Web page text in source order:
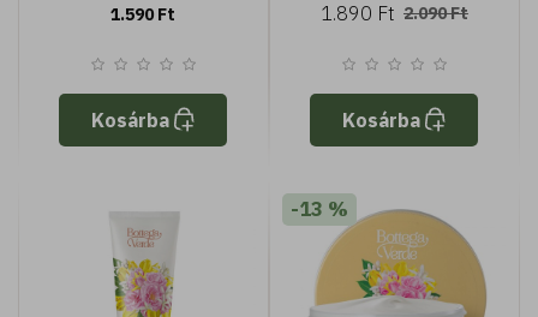
1.590 Ft
Kosárba
damaszkuszi rózsa
1.890 Ft 2.090 Ft
Kosárba
-13 %